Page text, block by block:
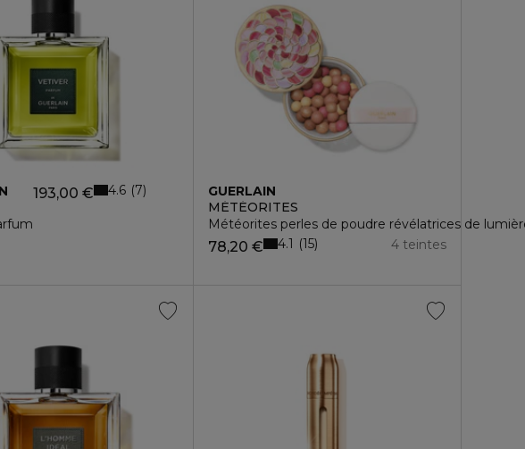
193,00 € 4.6 7
GUERLAIN
MÉTÉORITES
Météorites perles de poudre révélatrices de
78,20 € 4 teintes
4.1 15